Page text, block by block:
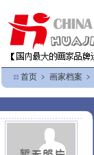
首页 ﹥ 画家档案 ﹥